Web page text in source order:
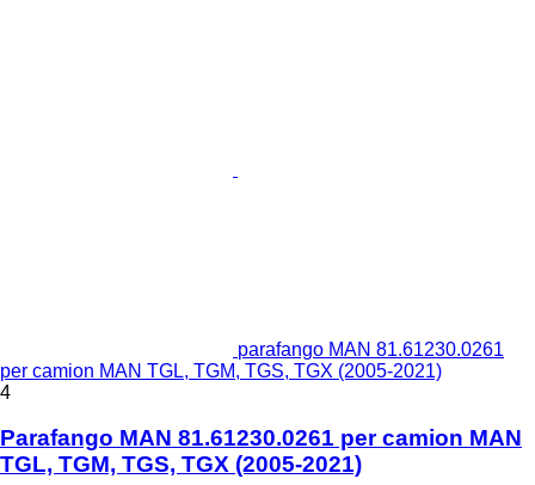
parafango MAN 81.61230.0261
per camion MAN TGL, TGM, TGS, TGX (2005-2021)
4
Parafango MAN 81.61230.0261 per camion MAN
TGL, TGM, TGS, TGX (2005-2021)